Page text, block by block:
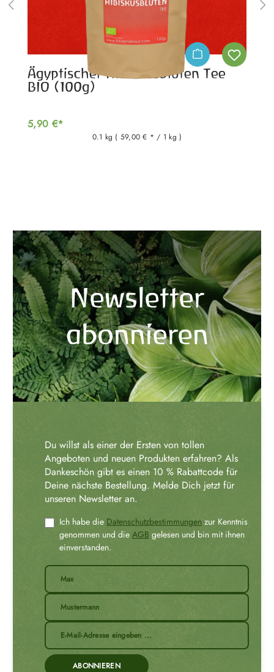
Ägyptischer Hibiskusblüten Tee
BIO (100g)
5,90 €*
0.1 kg ( 59,00 € * / 1 kg )
Newsletter
abonnieren
Du willst als einer der Ersten von tollen
Angeboten und neuen Produkten erfahren? Als
Dankeschön gibt es einen 10 % Rabattcode für
Deine nächste Bestellung. Melde Dich jetzt für
unseren Newsletter an.
Ich habe die Datenschutzbestimmungen zur Kenntnis
genommen und die AGB gelesen und bin mit ihnen
einverstanden.
ABONNIEREN